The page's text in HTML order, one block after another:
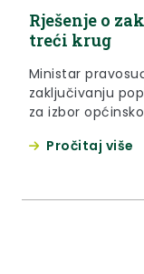
Rješenje o
treći krug
Ministar
zaključivanju
za izbor
Pročitaj više